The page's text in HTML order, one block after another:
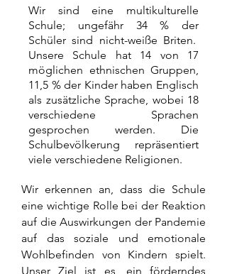
Wir sind eine multikulturelle
Schule; ungefähr 34 % der
Schüler sind nicht-weiße Briten.
Unsere Schule hat 14 von 17
möglichen ethnischen Gruppen,
11,5 % der Kinder haben Englisch
als zusätzliche Sprache, wobei 18
verschiedene Sprachen
gesprochen werden. Die
Schulbevölkerung repräsentiert
viele verschiedene Religionen.
Wir erkennen an, dass die Schule
eine wichtige Rolle bei der Reaktion
auf die Auswirkungen der Pandemie
auf das soziale und emotionale
Wohlbefinden von Kindern spielt.
Unser Ziel ist es, ein förderndes